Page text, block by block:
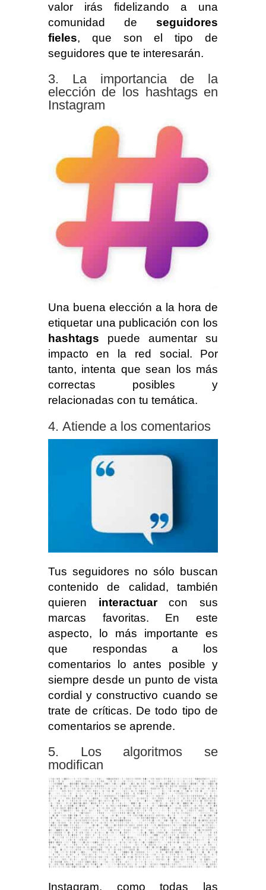
valor irás fidelizando a una
comunidad deseguidores
fieles, que son el tipo de
seguidores que te interesarán.
La importancia de la
elección de los hashtags en
Instagram
Una buena elección a la hora de
etiquetar una publicación con los
hashtags puede aumentar su
impacto en la red social. Por
tanto, intenta que sean los más
correctas posibles y
relacionadas con tu temática.
Atiende a los comentarios
Tus seguidores no sólo buscan
contenido de calidad, también
quieren interactuarcon sus
marcas favoritas. En este
aspecto, lo más importante es
que respondas a los
comentarios lo antes posible y
siempre desde un punto de vista
cordial y constructivo cuando se
trate de críticas. De todo tipo de
comentarios se aprende.
Los algoritmos se
modifican
Instagram, como todas las